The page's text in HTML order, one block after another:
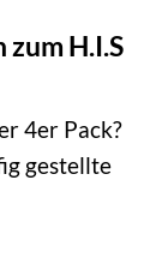
zum H.I.S
4er Pack?
gestellte